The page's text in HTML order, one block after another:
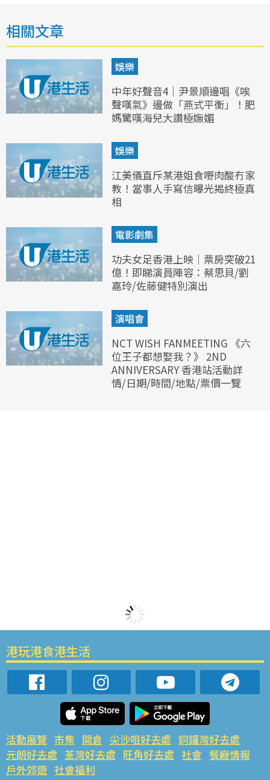
相關文章
娛樂
中年好聲音4｜尹景順邊唱《唉
聲嘆氣》邊做「燕式平衡」！肥
媽驚嘆海兒大讚極嫵媚
娛樂
江美儀直斥某港姐食嘢肉酸冇家
教！當事人手寫信曝光揭終極真
相
電影劇集
功夫女足香港上映｜票房突破21
億！即睇演員陣容：蔡思貝/劉
嘉玲/佐藤健特別演出
演唱會
NCT WISH FANMEETING 《六
位王子都想娶我？》 2ND
ANNIVERSARY 香港站活動詳
情/日期/時間/地點/票價一覽
港玩港食港生活
活動展覽 市集 開倉 尖沙咀好去處 銅鑼灣好去處
元朗好去處 荃灣好去處 旺角好去處 社會 餐廳情報
戶外郊遊 社會福利